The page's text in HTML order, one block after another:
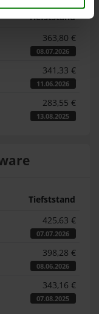
Tiefststand
363,80 €
08.07.2026
341,33 €
11.06.2026
283,55 €
13.08.2025
Tiefststand
425,63 €
07.07.2026
398,28 €
08.06.2026
343,16 €
07.08.2025